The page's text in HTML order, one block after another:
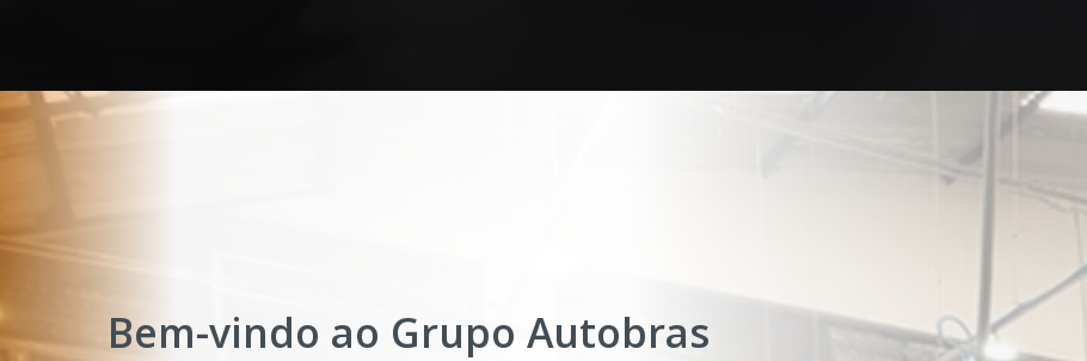
Bem-vindo ao Grupo Autobras